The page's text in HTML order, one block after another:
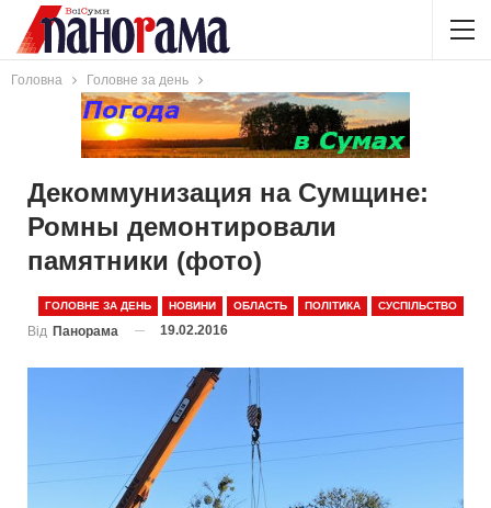
Головна Головне за день
Декоммунизация на Сумщине:
Ромны демонтировали
памятники (фото)
ГОЛОВНЕ ЗА ДЕНЬ НОВИНИ ОБЛАСТЬ ПОЛІТИКА СУСПІЛЬСТВО
Від Панорама 19.02.2016